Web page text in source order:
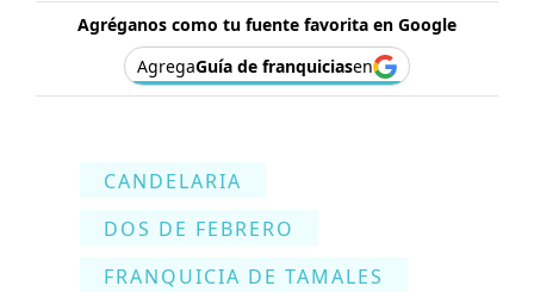
Agréganos como tu fuente favorita en Google
AgregaGuía de franquiciasen
CANDELARIA
DOS DE FEBRERO
FRANQUICIA DE TAMALES